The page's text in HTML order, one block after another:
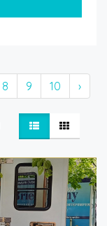
8 9 10 ›